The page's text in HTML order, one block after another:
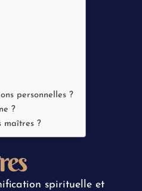
personnelles ?
?
maîtres ?
spirituelle et